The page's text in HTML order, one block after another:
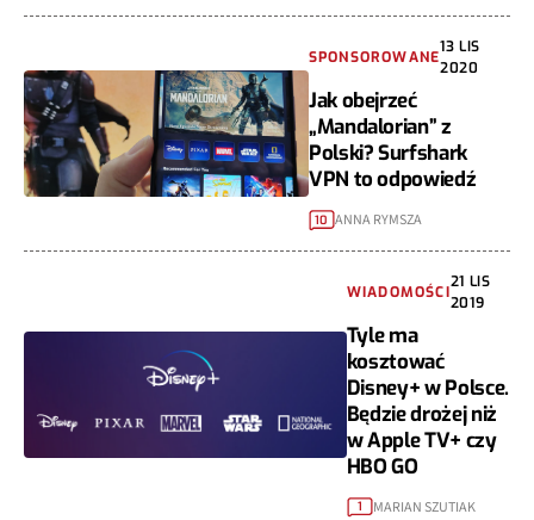
SPONSOROWANE
13 LIS
2020
Jak obejrzeć
„Mandalorian” z
Polski? Surfshark
VPN to odpowiedź
10 ANNA RYMSZA
WIADOMOŚCI
21 LIS
2019
Tyle ma
kosztować
Disney+ w Polsce.
Będzie drożej niż
w Apple TV+ czy
HBO GO
1 MARIAN SZUTIAK